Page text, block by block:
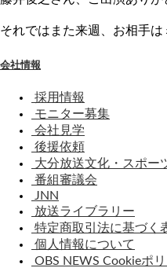
それではまた来週、お相手は
会社情報
採用情報
モニター募集
会社見学
後援依頼
大分放送文化・スポー
番組審議会
JNN
放送ライブラリー
特定商取引法に基づく
個人情報について
OBS NEWS Cookieポ